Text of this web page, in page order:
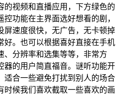
的视频和直播应用，下方绿色的
控功能在主界面选好想看的剧，
屏速度很快，无广告，无卡顿掉
好。也可以根据喜好直接在手机
、分辨率和选集等等，非常方
器的用户简直福音。谜听功能开
适合一些避免打扰到别人的场合
时候我们喜欢截取一些喜欢的画